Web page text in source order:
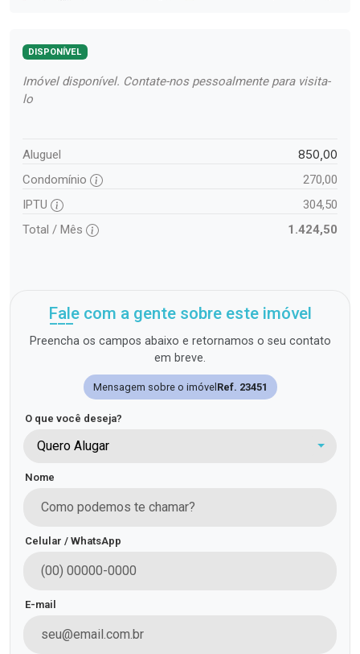
DISPONÍVEL
Imóvel disponível. Contate-nos pessoalmente para visita-
lo
Aluguel 850,00
Condomínio
270,00
IPTU
304,50
Total / Mês
1.424,50
Fale com a gente sobre este imóvel
Preencha os campos abaixo e retornamos o seu contato
em breve.
Mensagem sobre o imóvelRef. 23451
O que você deseja?
Quero Alugar
Nome
Celular / WhatsApp
E-mail